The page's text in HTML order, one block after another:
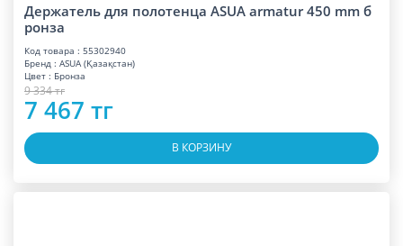
Держатель для полотенца ASUA armatur 450 mm б
ронза
Код товара : 55302940
Бренд : ASUA (Қазақстан)
Цвет : Бронза
9 334 тг
7 467 тг
В КОРЗИНУ